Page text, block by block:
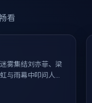
看
雾集结刘亦菲、梁
与雨幕中叩问人